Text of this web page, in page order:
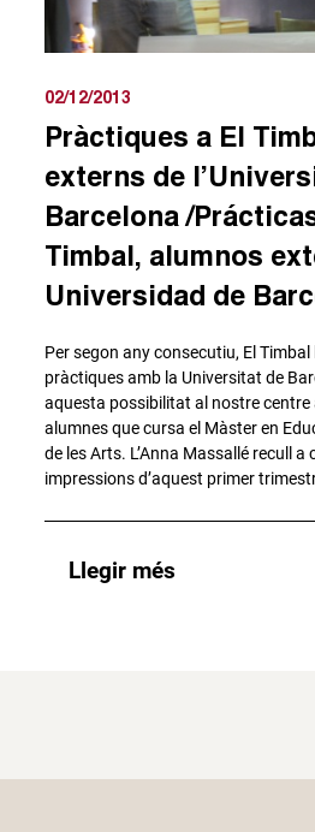
02/12/2013
Pràctiques a El
externs de
Barcelona /
Timbal, alumnos
Universidad de
Per segon any consecutiu, El
pràctiques amb la Universitat de
aquesta possibilitat al nostre centre
alumnes que cursa el Màster en
de les Arts. L’Anna Massallé recull
impressions d’aquest primer
Llegir més